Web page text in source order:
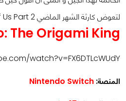
لتعوض كارثة الشهر الماضي The Last Of Us Part 2 .
The Origami King
watch?v=FX6DTLcWUdY
المنصة: Nintendo Switch